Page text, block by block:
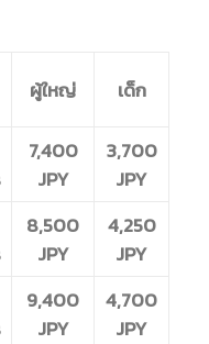
ผู้ใหญ่ เด็ก
7,400
JPY
3,700
JPY
8,500
JPY
4,250
JPY
9,400
JPY
4,700
JPY